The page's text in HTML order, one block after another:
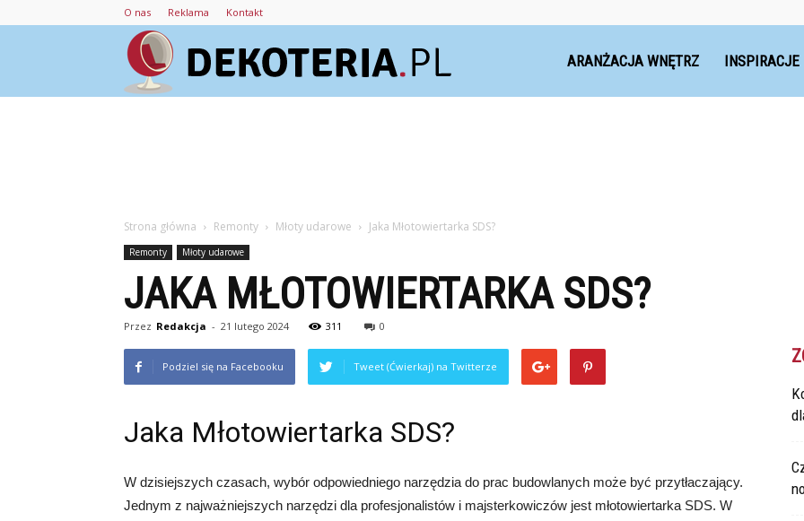
O nas Reklama Kontakt
ARANŻACJA WNĘTRZ INSPIRACJE
Strona główna Remonty Młoty udarowe Jaka Młotowiertarka SDS?
Remonty Młoty udarowe
JAKA MŁOTOWIERTARKA SDS?
Przez Redakcja - 21 lutego 2024 311 0
Podziel się na Facebooku Tweet (Ćwierkaj) na Twitterze
Jaka Młotowiertarka SDS?
W dzisiejszych czasach, wybór odpowiedniego narzędzia do prac budowlanych może być przytłaczający.
Jednym z najważniejszych narzędzi dla profesjonalistów i majsterkowiczów jest młotowiertarka SDS. W